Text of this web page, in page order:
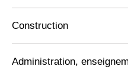
Construction
Administration,